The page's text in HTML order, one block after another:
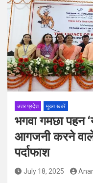
पदों पर होगा चयन
विश्व संस्कृत दिवस से
को दिया नया आयाम
उत्तर प्रदेश मुख्य खबरें
भगवा गमछा पहन
आगजनी करने
पर्दाफाश
July 18, 2025